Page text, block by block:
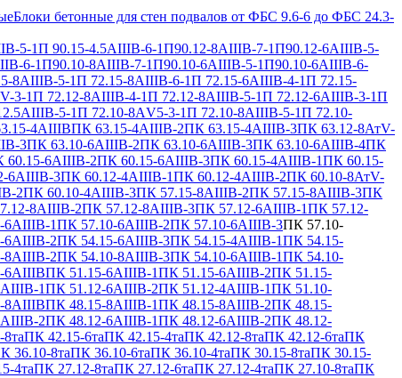
Блоки бетонные для стен подвалов от ФБС 9.6-6 до ФБС 24.3-
5-1П 90.15-4.5АIIIВ-6-1П90.12-8АIIIВ-7-1П90.12-6АIIIВ-5-
6-1П90.10-8АIIIВ-7-1П90.10-6АIIIВ-5-1П90.10-6АIIIВ-6-
8АIIIВ-5-1П 72.15-8АIIIВ-6-1П 72.15-6АIIIВ-4-1П 72.15-
3-1П 72.12-8АIIIВ-4-1П 72.12-8АIIIВ-5-1П 72.12-6АIIIВ-3-1П
5-1П 72.10-8АV5-3-1П 72.10-8АIIIВ-5-1П 72.10-
4АIIIВПК 63.15-4АIIIВ-2ПК 63.15-4АIIIВ-3ПК 63.12-8АтV-
3ПК 63.10-6АIIIВ-2ПК 63.10-6АIIIВ-3ПК 63.10-6АIIIВ-4ПК
60.15-6АIIIВ-2ПК 60.15-6АIIIВ-3ПК 60.15-4АIIIВ-1ПК 60.15-
6АIIIВ-3ПК 60.12-4АIIIВ-1ПК 60.12-4АIIIВ-2ПК 60.10-8АтV-
2ПК 60.10-4АIIIВ-3ПК 57.15-8АIIIВ-2ПК 57.15-8АIIIВ-3ПК
8АIIIВ-2ПК 57.12-8АIIIВ-3ПК 57.12-6АIIIВ-1ПК 57.12-
6АIIIВ-1ПК 57.10-6АIIIВ-2ПК 57.10-6АIIIВ-3ПК 57.10-
6АIIIВ-2ПК 54.15-6АIIIВ-3ПК 54.15-4АIIIВ-1ПК 54.15-
8АIIIВ-2ПК 54.10-8АIIIВ-3ПК 54.10-6АIIIВ-1ПК 54.10-
6АIIIВПК 51.15-6АIIIВ-1ПК 51.15-6АIIIВ-2ПК 51.15-
1ПК 51.12-6АIIIВ-2ПК 51.12-4АIIIВ-1ПК 51.10-
8АIIIВПК 48.15-8АIIIВ-1ПК 48.15-8АIIIВ-2ПК 48.15-
2ПК 48.12-6АIIIВ-1ПК 48.12-6АIIIВ-2ПК 48.12-
ПК 42.15-6таПК 42.15-4таПК 42.12-8таПК 42.12-6таПК
36.10-8таПК 36.10-6таПК 36.10-4таПК 30.15-8таПК 30.15-
4таПК 27.12-8таПК 27.12-6таПК 27.12-4таПК 27.10-8таПК